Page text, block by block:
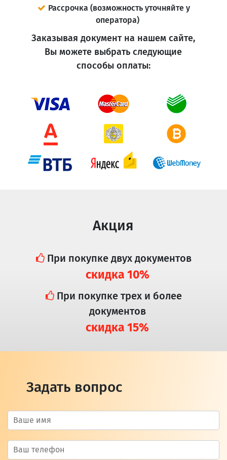
Рассрочка (возможность уточняйте у
оператора)
Заказывая документ на нашем сайте,
Вы можете выбрать следующие
способы оплаты:
Акция
При покупке двух документов
скидка 10%
При покупке трех и более
документов
скидка 15%
Задать вопрос